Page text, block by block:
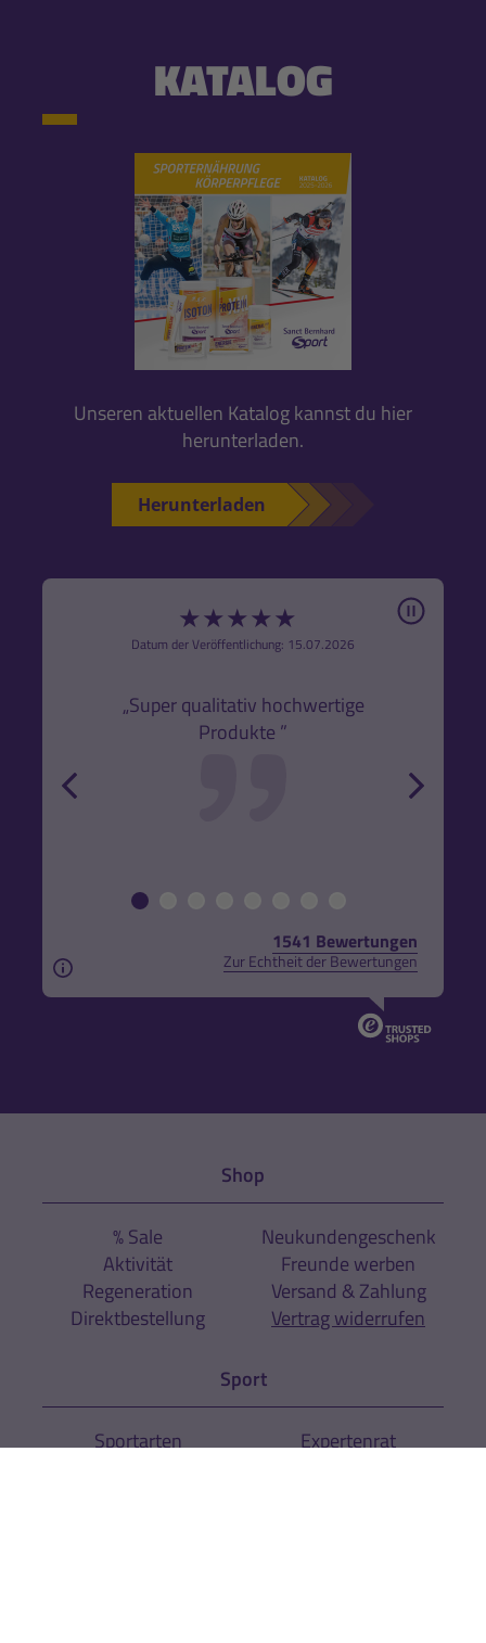
KATALOG
Unseren aktuellen Katalog kannst du hier
herunterladen.
Herunterladen
★★★★★
Datum der Veröffentlichung: 15.07.2026
„Super qualitativ hochwertige
Produkte ”
Pause
1541 Bewertungen
Zur Echtheit der Bewertungen
Aus rechtlichen Gründen weisen wir darauf hin,
Shop
% Sale
Aktivität
Regeneration
Direktbestellung
Neukundengeschenk
Freunde werben
Versand & Zahlung
Vertrag widerrufen
Sport
Sportarten Expertenrat